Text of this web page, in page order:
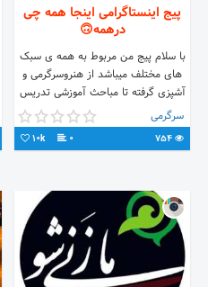
پیج اینستاگرامی اینجا همه چی
درهمه🙃
با سلام پیج من مربوط به همه ی سبک
های مختلف میباشد از هنروسرگرمی و
آشپزی گرفته تا مباحث آموزشی تدریس
زبان های خارجه و نواختن موزیک با
سنتور و تمبک،موزیک ویدیو های هیپ
هاپ و رقص های متفاوت رو هم
سرگرمی
0
10k